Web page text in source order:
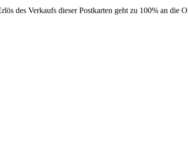
des Verkaufs dieser Postkarten geht zu 100% an